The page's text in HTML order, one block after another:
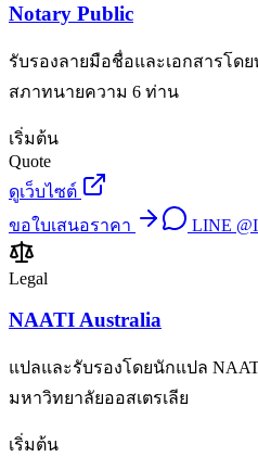
Notary Public
รับรองลายมือชื่อและเอกสารโด
สภาทนายความ 6 ท่าน
เริ่มต้น
Quote
ดูเว็บไซต์
ขอใบเสนอราคา
LINE
Legal
NAATI Australia
แปลและรับรองโดยนักแปล
มหาวิทยาลัยออสเตรเลีย
เริ่มต้น